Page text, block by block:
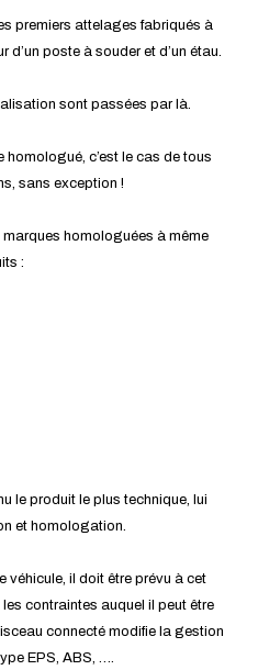
premiers attelages fabriqués à
d’un poste à souder et d’un étau.
sont passées par là.
c’est le cas de tous
sans exception !
marques homologuées à même
:
le produit le plus technique, lui
et homologation.
véhicule, il doit être prévu à cet
contraintes auquel il peut être
connecté modifie la gestion
EPS, ABS, ….